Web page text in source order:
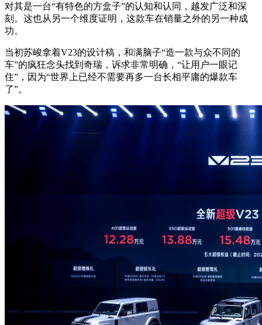
对其是一台“有特色的方盒子”的认知和认同，越发广泛和深
刻。这也从另一个维度证明，这款车在销量之外的另一种成
功。
当初苏峻拿着V23的设计稿，和满脑子“造一款与众不同的
车”的疯狂念头找到奇瑞，诉求非常明确，“让用户一眼记
住”，因为“世界上已经不需要再多一台长相平庸的爆款车
了”。